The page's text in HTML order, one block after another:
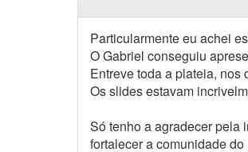
Particularmente eu achei
O Gabriel conseguiu
Entreve toda a plateia, nos
Os slides estavam
Só tenho a agradecer pela
fortalecer a comunidade